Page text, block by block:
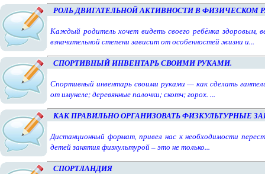
РОЛЬ ДВИГАТЕЛЬНОЙ АКТИВНОСТИ В ФИЗИЧЕСКОМ
Каждый родитель хочет видеть своего ребёнка здоровым,
взначительной степени зависит от особенностей жизни и...
СПОРТИВНЫЙ ИНВЕНТАРЬ СВОИМИ РУКАМИ.
Спортивный инвентарь своими руками — как сделать
от имунеле; деревянные палочки; скотч; горох. ...
КАК ПРАВИЛЬНО ОРГАНИЗОВАТЬ ФИЗКУЛЬТУРНЫЕ
Дистанционный формат, привел нас к необходимости
детей занятия физкультурой – это не только...
СПОРТЛАНДИЯ